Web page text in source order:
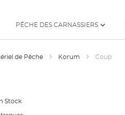
PÊCHE DES CARNASSIERS
de Pêche Korum Coup
In Stock